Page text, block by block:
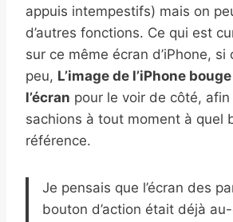
appuis intempestifs) mais on
d’autres fonctions. Ce qui est
sur ce même écran d’iPhone,
peu, L’image de l’iPhone
l’écran pour le voir de côté, afin
sachions à tout moment à quel
référence.
Je pensais que l’écran des
bouton d’action était déjà